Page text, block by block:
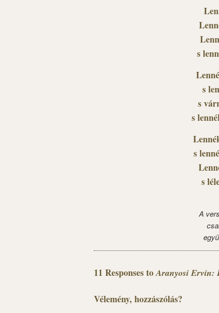
s
s
s
s
s
s
A
11 Responses toAranyosi
Vélemény, hozzászólás?